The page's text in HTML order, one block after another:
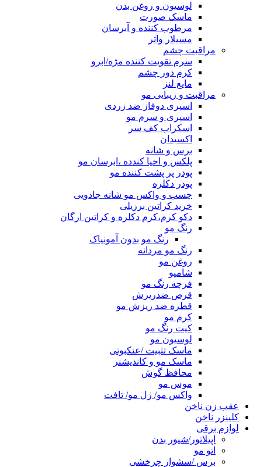
لوسیون و روغن بدن
ماسک صورت
مرطوب کننده و آبرسان
مسیلار واتر
مراقبت چشم
سرم تقویت کننده مژه/ابرو
کرم دور چشم
مایع لنز
مراقبت و زیبایی مو
اسپری دوفاز ضد زردی
اسپری و سرم مو
اسکراب کف سر
اکسیدان
برس و شانه
پلکس و احیا کندده ،ابرسان مو
پودر پر پشت کننده مو
پودر دکلره
چسب و واکس مو شانه جادویی
خرید کراتین برزیلی
دکو کرم،کرم دکلره و کراتین ارگان
رنگ مو
رنگ مو بدون آمونیاک
رنگ مو مردانه
روغن مو
شامپو
فرچه رنگ مو
قرص ضدریزش
قطره ضد ریزش مو
کرم مو
کیت رنگ مو
لوسیون مو
ماسک تثبیت /عنکبوتی
ماسک مو و کاندیشنر
محافظ گوش
موس مو
واکس مو/ ژل مو/ تافت
عقب زن ناخن
کلینزر ناخن
لوازم برقی
اپیلاتور/شیور بدن
اتو مو
برس /سشوار چرخشی